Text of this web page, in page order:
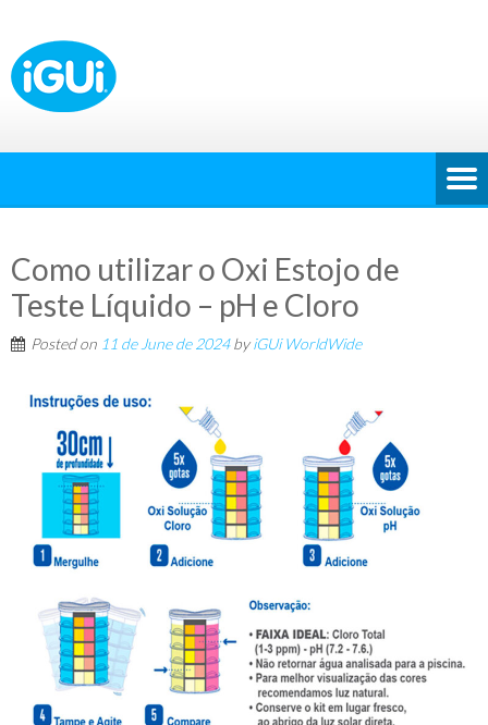
Como utilizar o Oxi Estojo de
Teste Líquido – pH e Cloro
Posted on 11 de June de 2024byiGUi WorldWide